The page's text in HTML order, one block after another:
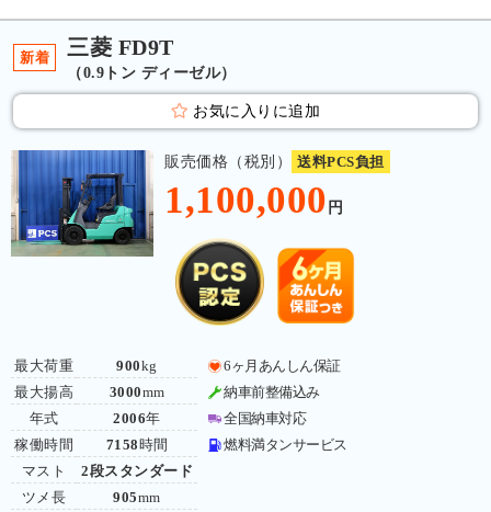
新着 三菱 FD9T
（0.9トン ディーゼル）
お気に入りに追加
販売価格（税別） 送料PCS負担
1,100,000 円
最大荷重
最大揚高
年式
稼働時間
マスト
ツメ長
900kg
3000mm
2006年
7158 時間
2段スタンダード
905mm
6ヶ月あんしん保証
納車前整備込み
全国納車対応
燃料満タンサービス